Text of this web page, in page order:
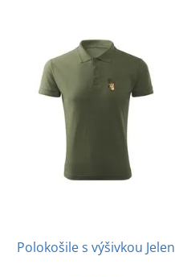
Polokošile s výšivkou Jelen